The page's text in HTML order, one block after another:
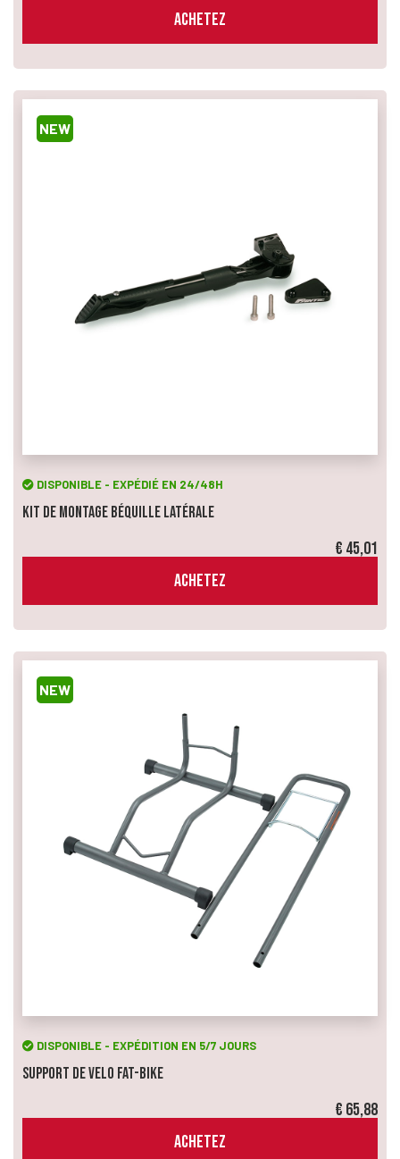
ACHETEZ
NEW
DISPONIBLE - EXPÉDIÉ EN 24/48H
Kit de Montage Béquille Latérale
€ 45,01
ACHETEZ
NEW
DISPONIBLE - EXPÉDITION EN 5/7 JOURS
Support de Velo Fat-Bike
€ 65,88
ACHETEZ